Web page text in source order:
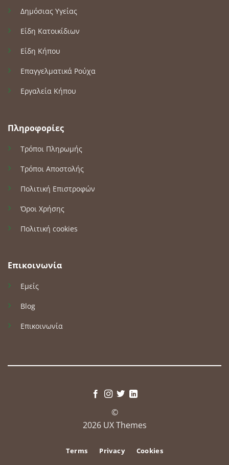
Δημόσιας Υγείας
Είδη Κατοικίδιων
Είδη Κήπου
Επαγγελματικά Ρούχα
Εργαλεία Κήπου
Πληροφορίες
Τρόποι Πληρωμής
Τρόποι Αποστολής
Πολιτική Επιστροφών
Όροι Χρήσης
Πολιτική cookies
Επικοινωνία
Εμείς
Blog
Επικοινωνία
©
2026 UX Themes
Terms Privacy Cookies